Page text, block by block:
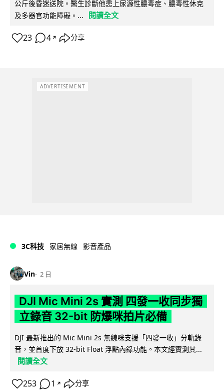
公斤後昏迷送院。醫生診斷他患上尿源性膿毒症、膿毒性休克
及多器官功能障礙。...
閱讀全文
23 4 ↗ 分享
ADVERTISEMENT
3C科技 家居無線 影音產品
Vin 2 日
DJI Mic Mini 2s 實測 四發一收同步獨
立錄音 32-bit 防爆咪拍片必備
DJI 最新推出的 Mic Mini 2s 無線咪支援「四發一收」分軌錄
音，並首度下放 32-bit Float 浮點內錄功能。本文經實測其...
閱讀全文
253 1 ↗ 分享